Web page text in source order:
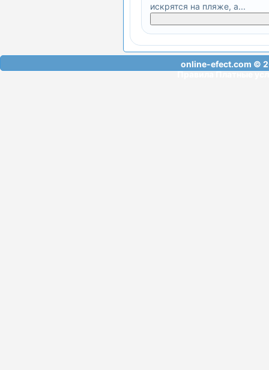
искрятся на пляже, а...
online-efect.com ©
ПравилаПлатные